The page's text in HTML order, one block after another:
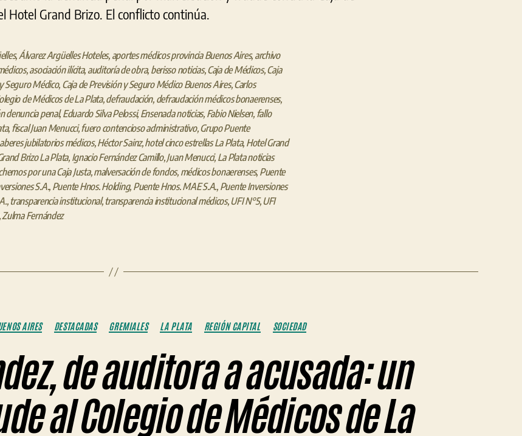
Hotel Grand Brizo. El conflicto continúa.
,Álvarez Argüelles Hoteles, aportes médicos provincia Buenos Aires, archivo
,asociación ilícita, auditoría de obra, berisso noticias,Caja de Médicos,Caja
Seguro Médico, Caja de Previsión y Seguro Médico Buenos Aires,Carlos
de Médicos de La Plata,defraudación, defraudación médicos bonaerenses,
denuncia penal,Eduardo Silva Pelossi,Ensenada noticias, Fabio Nielsen, fallo
, fiscal Juan Menucci,fuero contencioso administrativo,Grupo Puente
jubilatorios médicos,Héctor Sainz,hotel cinco estrellas La Plata, Hotel Grand
Brizo La Plata, Ignacio Fernández Camillo,Juan Menucci, La Plata noticias
por una Caja Justa,malversación de fondos, médicos bonaerenses, Puente
S.A., Puente Hnos. Holding, Puente Hnos. MAE S.A., Puente Inversiones
, transparencia institucional, transparencia institucional médicos, UFI N°5, UFI
Zulma Fernández
Categorías
AIRES DESTACADAS GREMIALES LA PLATA REGIÓN CAPITAL SOCIEDAD
de auditora a acusada: un
al Colegio de Médicos de La